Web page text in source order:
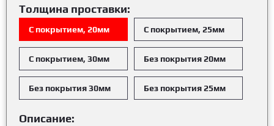
Толщина проставки:
С покрытием, 20мм С покрытием, 25мм
С покрытием, 30мм Без покрытия 20мм
Без покрытия 30мм Без покрытия 25мм
Описание: